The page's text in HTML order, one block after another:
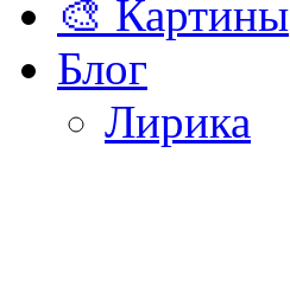
🎨 Картины
Блог
Лирика